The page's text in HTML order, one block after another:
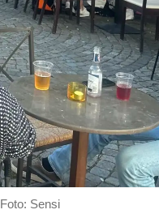
Foto: Sensi